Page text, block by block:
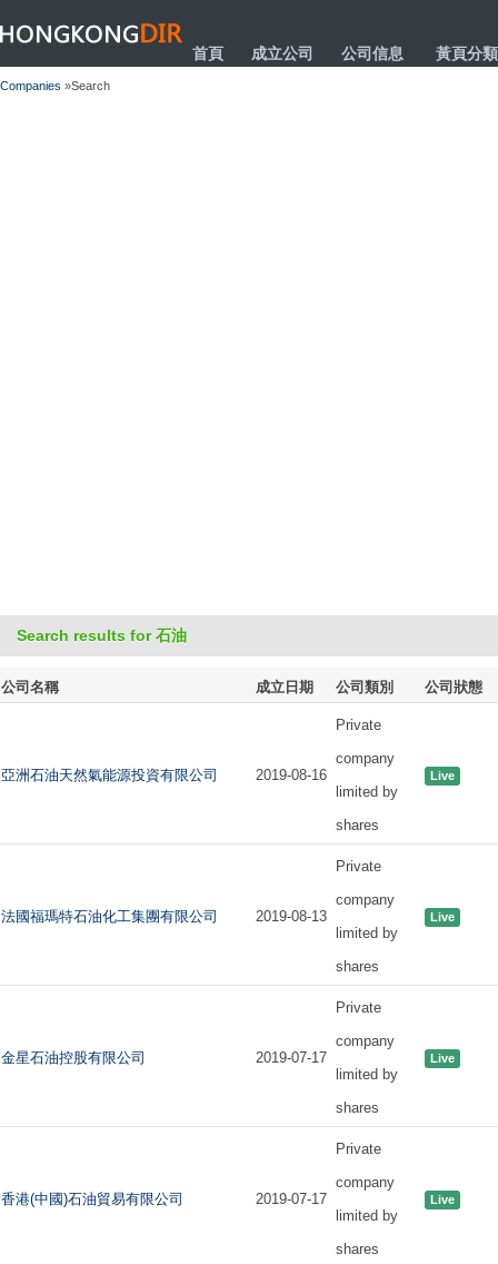
HONGKONGDIR
首頁 成立公司 公司信息 黃頁分類
Companies »Search
Search results for 石油
公司名稱 成立日期 公司類別 公司狀態
亞洲石油天然氣能源投資有限公司 2019-08-16
Private
company
limited by
shares
Live
法國福瑪特石油化工集團有限公司 2019-08-13
Private
company
limited by
shares
Live
金星石油控股有限公司 2019-07-17
Private
company
limited by
shares
Live
香港(中國)石油貿易有限公司 2019-07-17
Private
company
limited by
shares
Live